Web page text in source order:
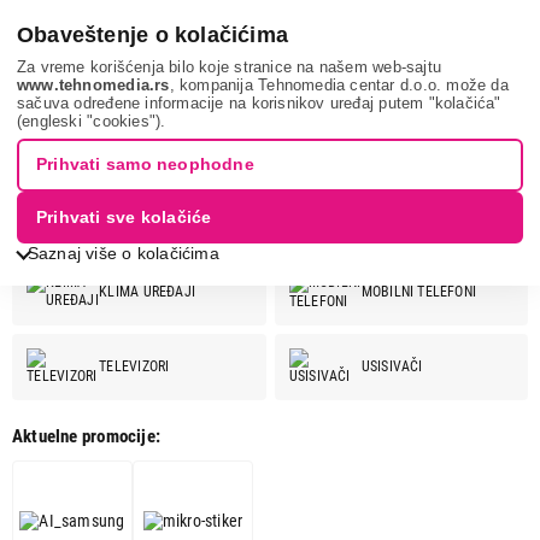
Obaveštenje o kolačićima
Za vreme korišćenja bilo koje stranice na našem web-sajtu
www.tehnomedia.rs , kompanija Tehnomedia centar d.o.o. može da
sačuva određene informacije na korisnikov uređaj putem "kolačića"
(engleski "cookies").
Saznaj više o kolačićima
Prihvati samo neophodne
Prihvati sve kolačiće
SAMSUNG
SAMSUNG
SAMSUNG ponuda:
KLIMA UREĐAJI MOBILNI TELEFONI
TELEVIZORI USISIVAČI
VEŠ MAŠINE
OPREMA ZA
TELEVIZORE
Aktuelne promocije: